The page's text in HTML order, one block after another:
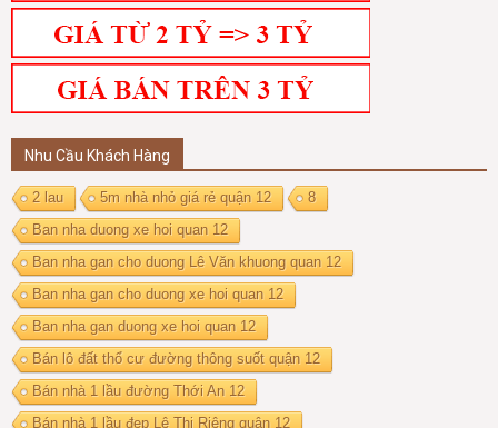
Nhu Cầu Khách Hàng
2 lau 5m nhà nhỏ giá rẻ quận 12
8
Ban nha duong xe hoi quan 12
Ban nha gan cho duong Lê Văn khuong quan 12
Ban nha gan cho duong xe hoi quan 12
Ban nha gan duong xe hoi quan 12
Bán lô đất thổ cư đường thông suốt quận 12
Bán nhà 1 lầu đường Thới An 12
Bán nhà 1 lầu đẹp Lê Thị Riêng quận 12